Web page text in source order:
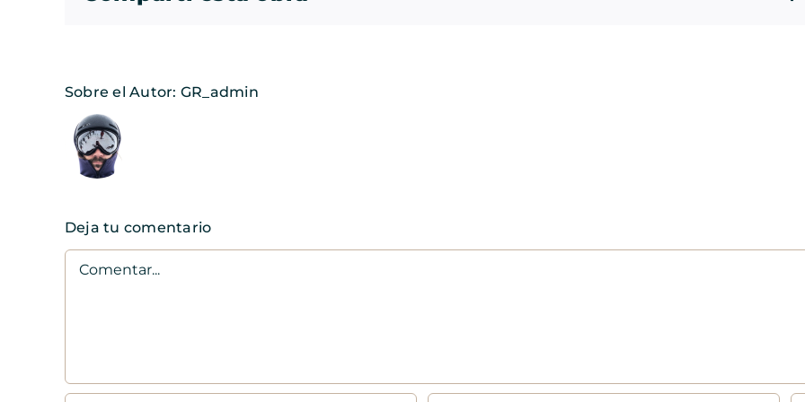
Sobre el Autor: GR_admin
Deja tu comentario
Comentar